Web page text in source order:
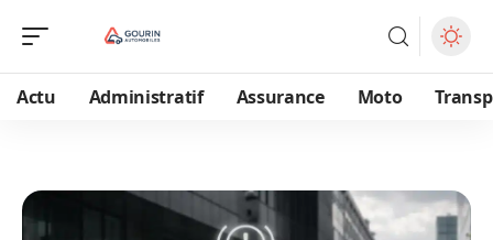
Actu Administratif Assurance Moto